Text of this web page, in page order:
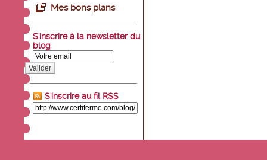
Mes bons plans
S'inscrire à la newsletter du
blog
Valider
S'inscrire au fil RSS